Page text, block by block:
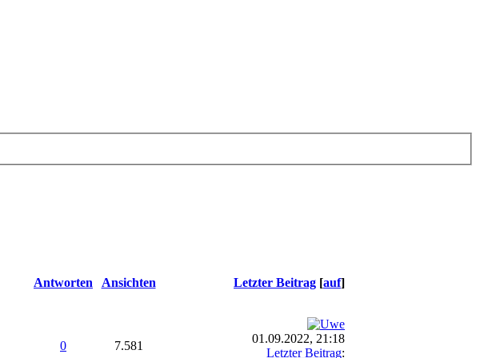
Antworten Ansichten Letzter Beitrag [auf]
0 7.581
01.09.2022, 21:18
Letzter Beitrag: